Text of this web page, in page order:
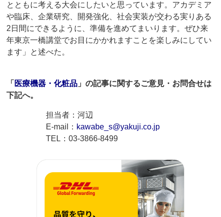
とともに考える大会にしたいと思っています。アカデミア
や臨床、企業研究、開発強化、社会実装が交わる実りある
2日間にできるように、準備を進めてまいります。ぜひ来
年東京一橋講堂でお目にかかれますことを楽しみにしてい
ます」と述べた。
「 医療機器・化粧品 」の記事に関するご意見・お問合せは
下記へ。
担当者：河辺
E-mail： kawabe_s@yakuji.co.jp
TEL：03-3866-8499